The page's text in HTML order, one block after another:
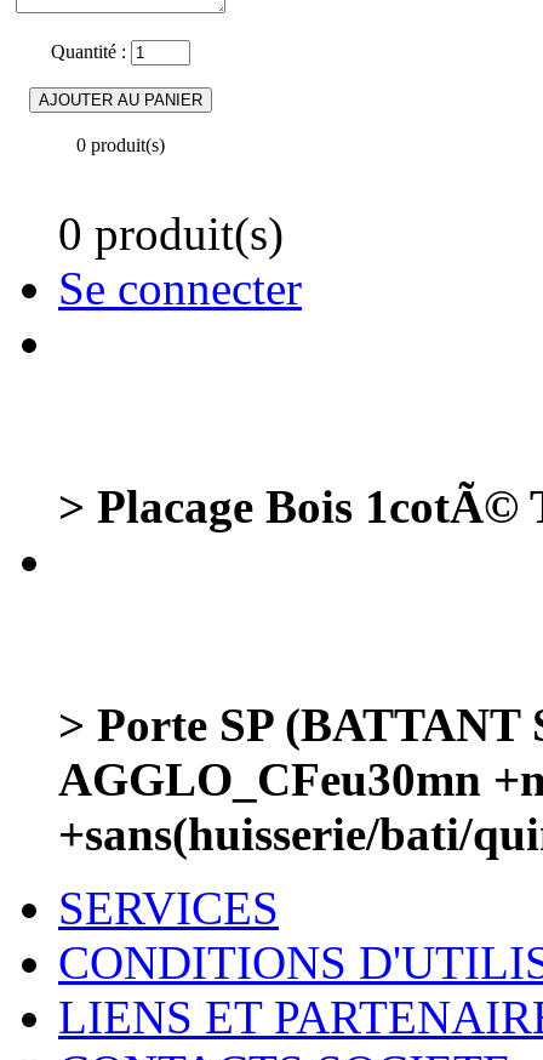
Quantité :
0 produit(s)
0 produit(s)
Se connecter
> Placage Bois
> Porte SP
AGGLO_CFeu30mn
+sans(huisserie/bati/
SERVICES
CONDITIONS
LIENS ET